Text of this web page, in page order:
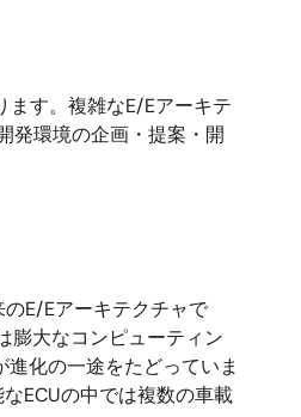
す。複雑なE/Eアーキテ
発環境の企画・提案・開
E/Eアーキテクチャで
膨大なコンピューティン
化の一途をたどっていま
ECUの中では複数の車載